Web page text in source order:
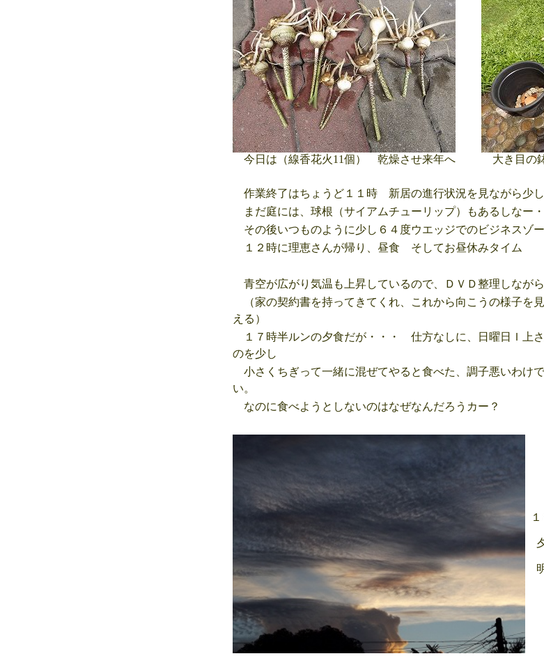
今日は（線香花火11個） 乾燥させ来年へ 大き目の
作業終了はちょうど１１時 新居の進行状況を見ながら少し
まだ庭には、球根（サイアムチューリップ）もあるしなー・
その後いつものように少し６４度ウエッジでのビジネスゾー
１２時に理恵さんが帰り、昼食 そしてお昼休みタイム
青空が広がり気温も上昇しているので、ＤＶＤ整理しながら
（家の契約書を持ってきてくれ、これから向こうの様子を
える）
１７時半ルンの夕食だが・・・ 仕方なしに、日曜日Ｉ上
のを少し
小さくちぎって一緒に混ぜてやると食べた、調子悪いわけ
い。
なのに食べようとしないのはなぜなんだろうカー？
１
明